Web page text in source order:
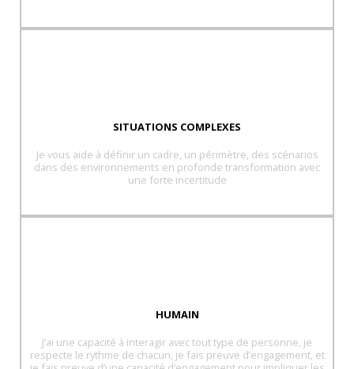
SITUATIONS COMPLEXES
Je vous aide à définir un cadre, un périmètre, des scénarios
dans des environnements en profonde transformation avec
une forte incertitude
HUMAIN
J’ai une capacité à interagir avec tout type de personne, je
respecte le rythme de chacun, je fais preuve d’engagement, et